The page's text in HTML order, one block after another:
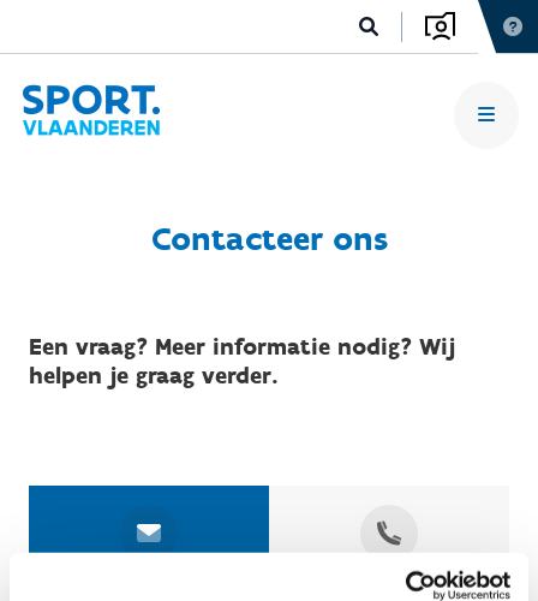
Contacteer ons
Een vraag? Meer informatie nodig? Wij
helpen je graag verder.